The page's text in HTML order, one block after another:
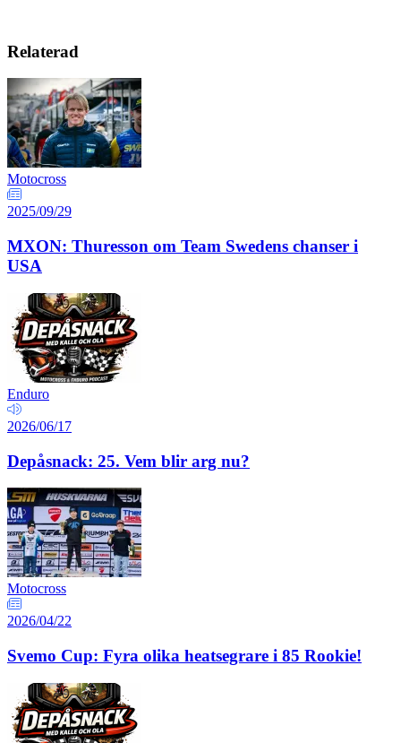
Relaterad
Motocross
2025/09/29
MXON: Thuresson om Team Swedens chanser i
USA
Enduro
2026/06/17
Depåsnack: 25. Vem blir arg nu?
Motocross
2026/04/22
Svemo Cup: Fyra olika heatsegrare i 85 Rookie!